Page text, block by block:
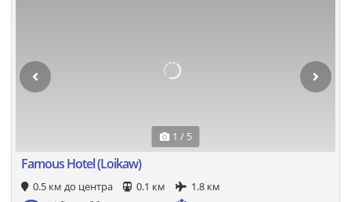
1 / 5
Famous Hotel (Loikaw)
0.5 км до центра 0.1 км
1.8 км